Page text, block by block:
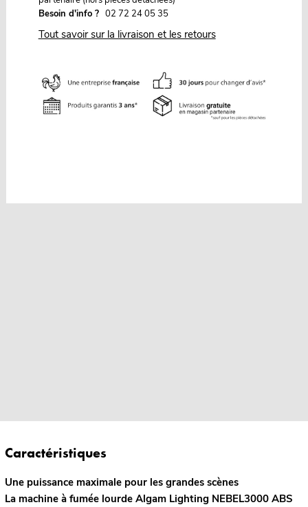
Besoin d'info ? 02 72 24 05 35
Tout savoir sur la livraison et les retours
Caractéristiques
Une puissance maximale pour les grandes scènes
La machine à fumée lourde Algam Lighting NEBEL3000 ABS